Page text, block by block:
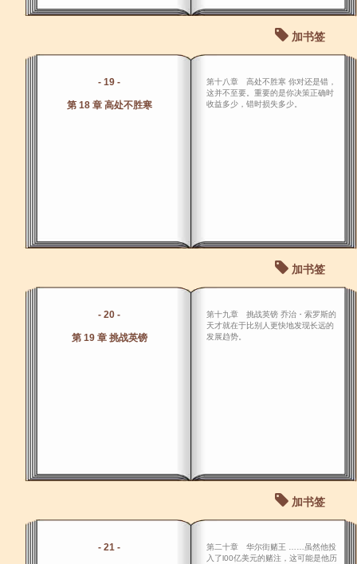
加书签
- 19 -
第 18 章 高处不胜寒
第十八章 高处不胜寒 你对还是错，
这并不至要。重要的是你决策正确时
收益多少，错时损失多少。
加书签
- 20 -
第 19 章 挑战英镑
第十九章 挑战英镑 乔治・索罗斯的
天才就在于比别人更快地发现长远的
发展趋势。
加书签
- 21 -
第二十章 华尔街赌王 ……虽然他投
入了l00亿美元的赌注，这可能是他历